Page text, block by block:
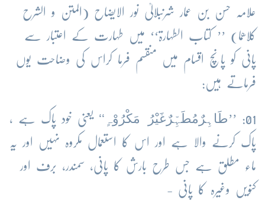
علامہ حسن بن عمار شرنبلالیؒ نور الایضاح (المتن و الشرح
کلاھما) ’’ کتاب الطہارۃ‘‘ میں طہارت کے اعتبار سے
پانی کو پانچ اقسام میں منقسم فرما کراس کی وضاحت یوں
فرماتے ہیں:
01: ’’ طَاہِرٌمُطَہِّرٌغَیْرُ مَکْرُوْہٍ‘‘ یعنی خود پاک ہے ،
پاک کرنے والا ہے اور اس کا استعمال مکروہ نہیں اور یہ
ماء مطلق ہے جس طرح بارش کا پانی، سمندر، برف اور
کنویں وغیرہ کا پانی -